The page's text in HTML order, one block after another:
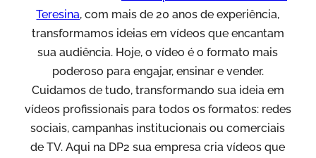
Teresina, com mais de 20 anos de experiência,
transformamos ideias em vídeos que encantam
sua audiência. Hoje, o vídeo é o formato mais
poderoso para engajar, ensinar e vender.
Cuidamos de tudo, transformando sua ideia em
vídeos profissionais para todos os formatos: redes
sociais, campanhas institucionais ou comerciais
de TV. Aqui na DP2 sua empresa cria vídeos que